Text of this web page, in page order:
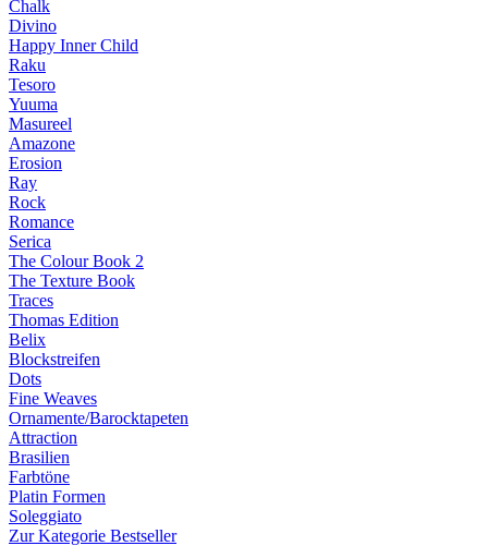
Chalk
Divino
Happy Inner Child
Raku
Tesoro
Yuuma
Masureel
Amazone
Erosion
Ray
Rock
Romance
Serica
The Colour Book 2
The Texture Book
Traces
Thomas Edition
Belix
Blockstreifen
Dots
Fine Weaves
Ornamente/Barocktapeten
Attraction
Brasilien
Farbtöne
Platin Formen
Soleggiato
Zur Kategorie Bestseller